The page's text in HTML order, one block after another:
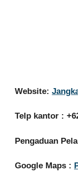
Website:
Telp kantor :
Pengaduan
Google Maps :